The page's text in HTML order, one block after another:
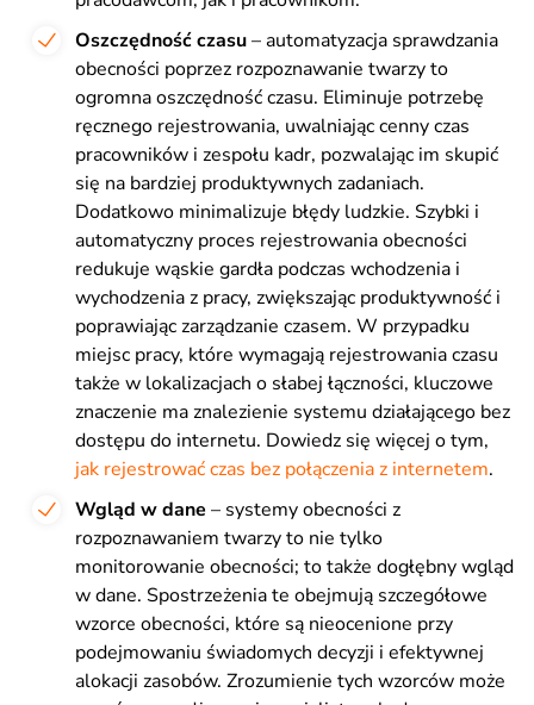
Oszczędność czasu– automatyzacja sprawdzania
obecności poprzez rozpoznawanie twarzy to
ogromna oszczędność czasu. Eliminuje potrzebę
ręcznego rejestrowania, uwalniając cenny czas
pracowników i zespołu kadr, pozwalając im skupić
się na bardziej produktywnych zadaniach.
Dodatkowo minimalizuje błędy ludzkie. Szybki i
automatyczny proces rejestrowania obecności
redukuje wąskie gardła podczas wchodzenia i
wychodzenia z pracy, zwiększając produktywność i
poprawiając zarządzanie czasem. W przypadku
miejsc pracy, które wymagają rejestrowania czasu
także w lokalizacjach o słabej łączności, kluczowe
znaczenie ma znalezienie systemu działającego bez
dostępu do internetu. Dowiedz się więcej o tym,
jak rejestrować czas bez połączenia z internetem.
Wgląd w dane – systemy obecności z
rozpoznawaniem twarzy to nie tylko
monitorowanie obecności; to także dogłębny wgląd
w dane. Spostrzeżenia te obejmują szczegółowe
wzorce obecności, które są nieocenione przy
podejmowaniu świadomych decyzji i efektywnej
alokacji zasobów. Zrozumienie tych wzorców może